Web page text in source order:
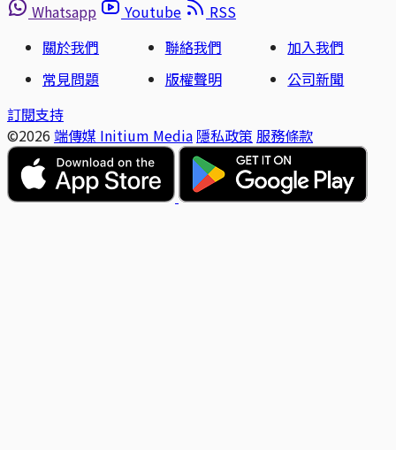
Whatsapp
Youtube
RSS
關於我們
聯絡我們
加入我們
常見問題
版權聲明
公司新聞
訂閱支持
©2026 端傳媒 Initium Media 隱私政策 服務條款